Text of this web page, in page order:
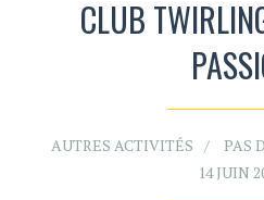
CLUB
AUTRES ACTIVITÉS
PAS
14 JUIN